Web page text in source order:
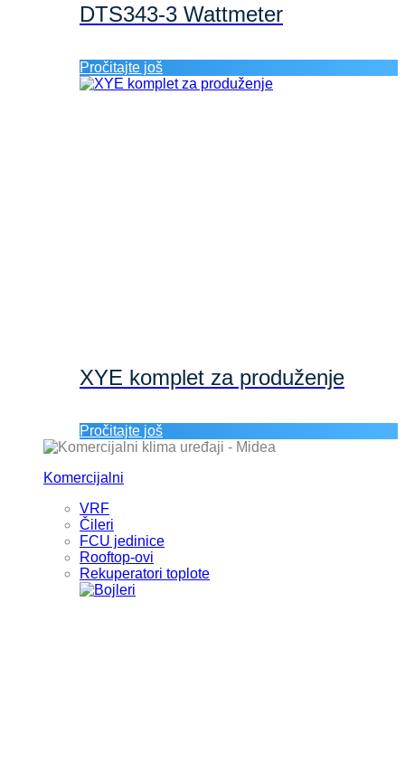
DTS343-3 Wattmeter
Pročitajte još
XYE komplet za produženje
Pročitajte još
Komercijalni
VRF
Čileri
FCU jedinice
Rooftop-ovi
Rekuperatori toplote